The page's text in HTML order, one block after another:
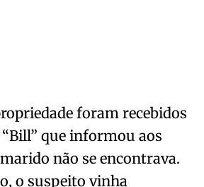
foram recebidos
“Bill” que informou aos
não se encontrava.
o suspeito vinha